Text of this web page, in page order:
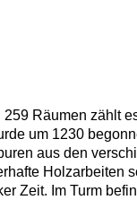
Räumen zählt
um 1230
aus den
Holzarbeiten
Zeit. Im Turm